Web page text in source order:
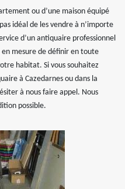
ou d’une maison équipé
idéal de les vendre à n’importe
d’un antiquaire professionnel
mesure de définir en toute
habitat. Si vous souhaitez
à Cazedarnes ou dans la
à nous faire appel. Nous
possible.